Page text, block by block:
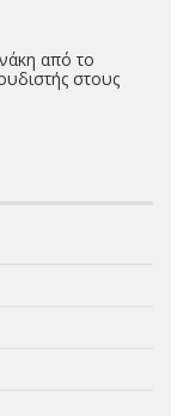
από το
στους